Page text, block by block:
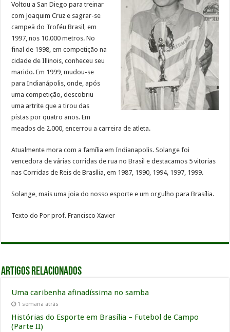
Voltou a San Diego para treinar
com Joaquim Cruz e sagrar-se
campeã do Troféu Brasil, em
1997, nos 10.000 metros. No
final de 1998, em competição na
cidade de Illinois, conheceu seu
marido. Em 1999, mudou-se
para Indianápolis, onde, após
uma competição, descobriu
uma artrite que a tirou das
pistas por quatro anos. Em
meados de 2.000, encerrou a carreira de atleta.
Atualmente mora com a família em Indianapolis. Solange foi
vencedora de várias corridas de rua no Brasil e destacamos 5 vitorias
nas Corridas de Reis de Brasília, em 1987, 1990, 1994, 1997, 1999.
Solange, mais uma joia do nosso esporte e um orgulho para Brasília.
Texto do Por prof. Francisco Xavier
Artigos relacionados
Uma caribenha afinadíssima no samba
1 semana atrás
Histórias do Esporte em Brasília – Futebol de Campo
(Parte II)